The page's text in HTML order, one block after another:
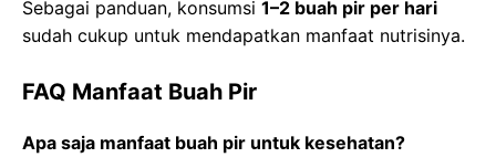
Sebagai panduan, konsumsi 1–2 buah pir per hari
sudah cukup untuk mendapatkan manfaat nutrisinya.
FAQ Manfaat Buah Pir
Apa saja manfaat buah pir untuk kesehatan?